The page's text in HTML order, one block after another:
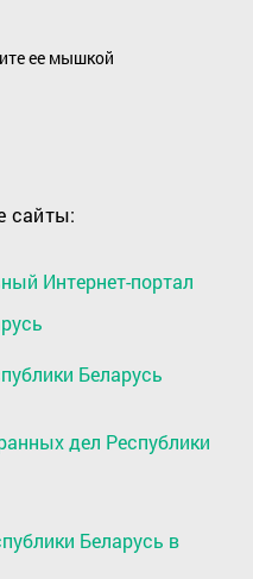
ее мышкой
сайты:
Интернет-портал
Беларусь
дел Республики
Беларусь в